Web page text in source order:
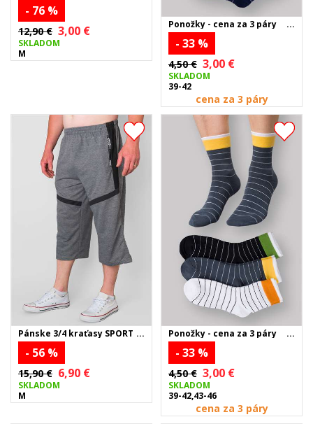
- 76 %
12,90 € 3,00 €
SKLADOM
M
Ponožky - cena za 3 páry
- 33 %
4,50 € 3,00 €
SKLADOM
39-42
cena za 3 páry
Pánske 3/4 kraťasy SPORT -
sivé
- 56 %
15,90 € 6,90 €
SKLADOM
M
Ponožky - cena za 3 páry
- 33 %
4,50 € 3,00 €
SKLADOM
39-42,43-46
cena za 3 páry